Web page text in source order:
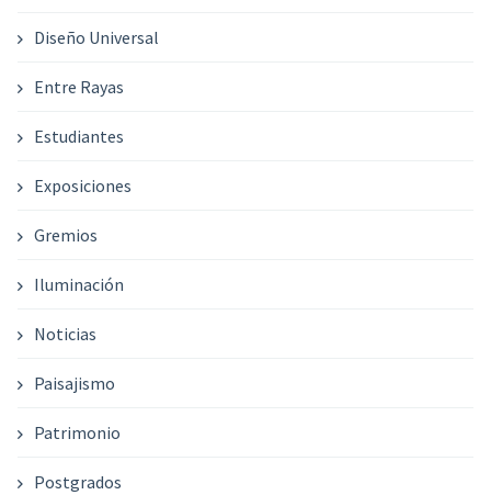
Diseño Universal
Entre Rayas
Estudiantes
Exposiciones
Gremios
Iluminación
Noticias
Paisajismo
Patrimonio
Postgrados